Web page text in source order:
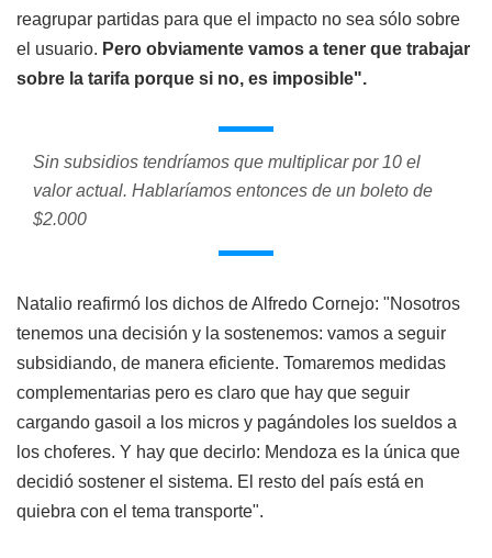
reagrupar partidas para que el impacto no sea sólo sobre
el usuario. Pero obviamente vamos a tener que trabajar
sobre la tarifa porque si no, es imposible".
Sin subsidios tendríamos que multiplicar por 10 el
valor actual. Hablaríamos entonces de un boleto de
$2.000
Natalio reafirmó los dichos de Alfredo Cornejo: "Nosotros
tenemos una decisión y la sostenemos: vamos a seguir
subsidiando, de manera eficiente. Tomaremos medidas
complementarias pero es claro que hay que seguir
cargando gasoil a los micros y pagándoles los sueldos a
los choferes. Y hay que decirlo: Mendoza es la única que
decidió sostener el sistema. El resto del país está en
quiebra con el tema transporte".